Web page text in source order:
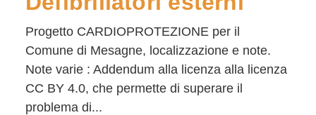
Progetto CARDIOPROTEZIONE per il
Comune di Mesagne, localizzazione e note.
Note varie : Addendum alla licenza alla licenza
CC BY 4.0, che permette di superare il
problema di...